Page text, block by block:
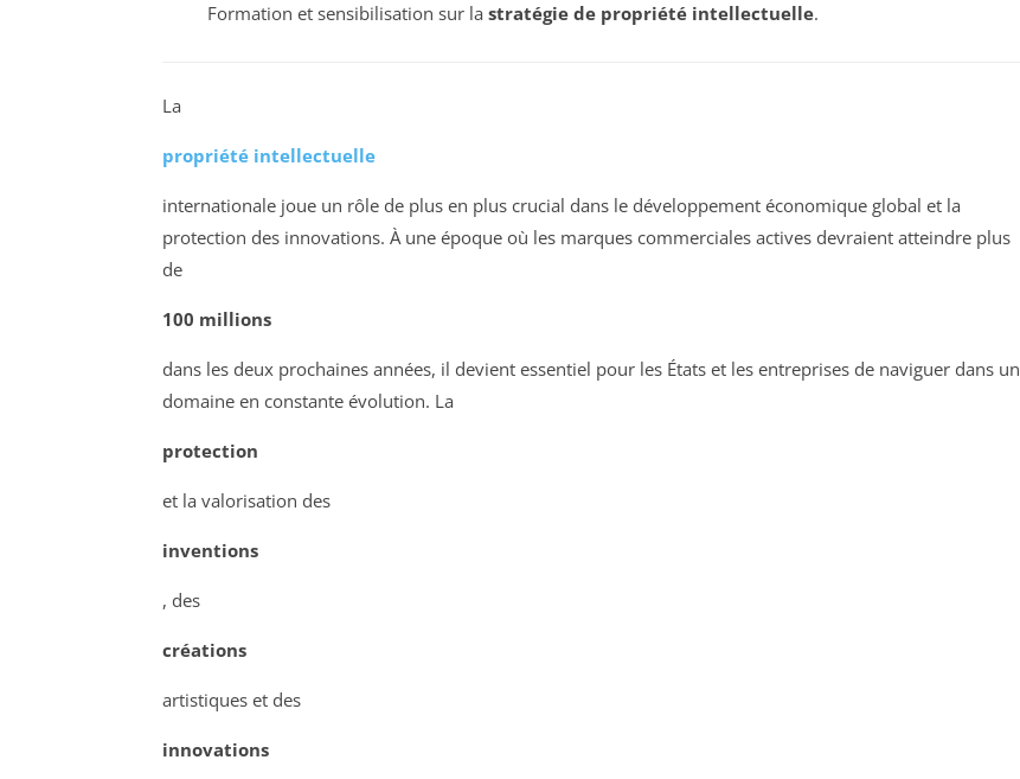
Formation et sensibilisation sur la stratégie de propriété intellectuelle.
La
propriété intellectuelle
internationale joue un rôle de plus en plus crucial dans le développement économique global et la
protection des innovations. À une époque où les marques commerciales actives devraient atteindre plus
de
100 millions
dans les deux prochaines années, il devient essentiel pour les États et les entreprises de naviguer dans un
domaine en constante évolution. La
protection
et la valorisation des
inventions
, des
créations
artistiques et des
innovations